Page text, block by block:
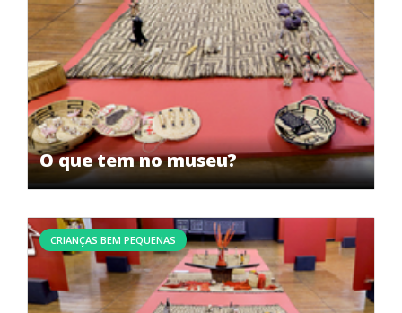
O que tem no museu?
CRIANÇAS BEM PEQUENAS